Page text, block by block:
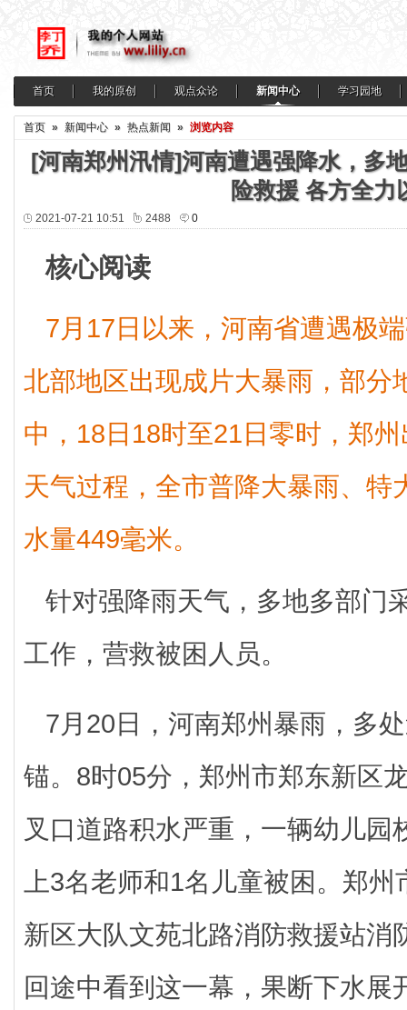
首页 我的原创 观点众论 新闻中心 学习园地
首页 » 新闻中心 » 热点新闻 » 浏览内容
[河南郑州汛情]河南遭遇强降水，多
险救援 各方全力
2021-07-21 10:51 2488 0
核心阅读
7月17日以来，河南省遭遇极
北部地区出现成片大暴雨，部分
中，18日18时至21日零时，郑
天气过程，全市普降大暴雨、特
水量449毫米。
针对强降雨天气，多地多部门
工作，营救被困人员。
7月20日，河南郑州暴雨，多
锚。8时05分，郑州市郑东新区
叉口道路积水严重，一辆幼儿园
上3名老师和1名儿童被困。郑
新区大队文苑北路消防救援站消
回途中看到这一幕，果断下水展